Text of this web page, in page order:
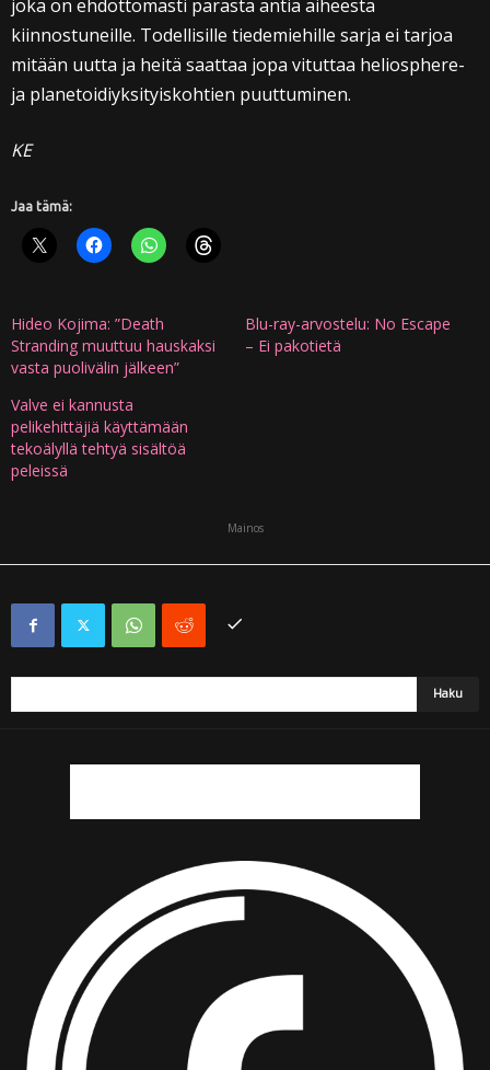
joka on ehdottomasti parasta antia aiheesta
kiinnostuneille. Todellisille tiedemiehille sarja ei tarjoa
mitään uutta ja heitä saattaa jopa vituttaa heliosphere-
ja planetoidiyksityiskohtien puuttuminen.
KE
Jaa tämä:
Hideo Kojima: ”Death
Stranding muuttuu hauskaksi
vasta puolivälin jälkeen”
Blu-ray-arvostelu: No Escape
– Ei pakotietä
Valve ei kannusta
pelikehittäjiä käyttämään
tekoälyllä tehtyä sisältöä
peleissä
Mainos